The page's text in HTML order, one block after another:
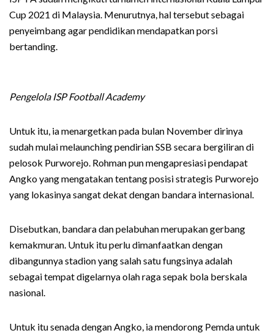
Cup 2021 di Malaysia. Menurutnya, hal tersebut sebagai
penyeimbang agar pendidikan mendapatkan porsi
bertanding.
Pengelola ISP Football Academy
Untuk itu, ia menargetkan pada bulan November dirinya
sudah mulai melaunching pendirian SSB secara bergiliran di
pelosok Purworejo. Rohman pun mengapresiasi pendapat
Angko yang mengatakan tentang posisi strategis Purworejo
yang lokasinya sangat dekat dengan bandara internasional.
Disebutkan, bandara dan pelabuhan merupakan gerbang
kemakmuran. Untuk itu perlu dimanfaatkan dengan
dibangunnya stadion yang salah satu fungsinya adalah
sebagai tempat digelarnya olah raga sepak bola berskala
nasional.
Untuk itu senada dengan Angko, ia mendorong Pemda untuk